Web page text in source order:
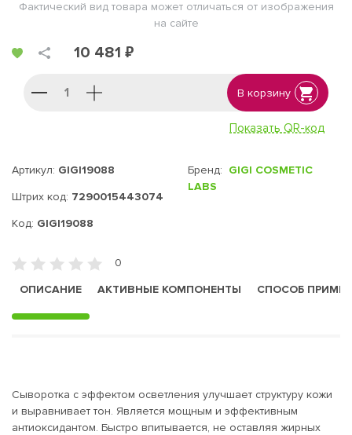
Фактический вид товара может отличаться от изображения
на сайте
10 481 ₽
В корзину
Показать QR-код
Артикул: GIGI19088
Штрих код: 7290015443074
Код: GIGI19088
Бренд: GIGI COSMETIC
LABS
0
ОПИСАНИЕ
АКТИВНЫЕ КОМПОНЕНТЫ СПОСОБ
Сыворотка с эффектом осветления улучшает структуру кожи
и выравнивает тон. Является мощным и эффективным
антиоксидантом. Быстро впитывается, не оставляя жирных